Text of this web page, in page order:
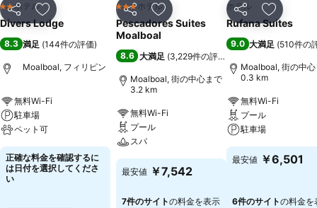
シェア お気に入りに追加
2 ホテルのランク
ホテル
Divers Lodge
8.3 満足 (144件の評価)
Moalboal, フィリピン
無料Wi-Fi
駐車場
ペット可
正確な料金を確認するに
は日付を選択してくださ
い
シェア お気に入りに追加
3 ホテルのランク
ホテル
Pescadores Suites
Moalboal
8.6 大満足 (3,229件の評価
Moalboal, 街の中心まで
3.2 km
無料Wi-Fi
プール
スパ
最安値 ￥7,542
7件のサイトの料金を表示
シェア お気に入
ホテル
Rufana Suites
9.0 大満足 (510件の
Moalboal, 街の中
0.3 km
無料Wi-Fi
プール
駐車場
最安値 ￥6,501
6件のサイトの料金を